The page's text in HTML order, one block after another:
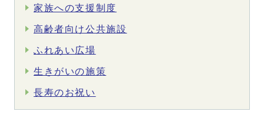
家族への支援制度
高齢者向け公共施設
ふれあい広場
生きがいの施策
長寿のお祝い